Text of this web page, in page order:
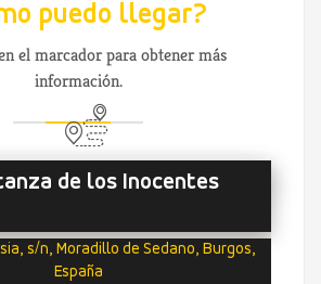
puedo llegar?
el marcador para obtener más
información.
de los Inocentes
s/n, Moradillo de Sedano, Burgos,
España